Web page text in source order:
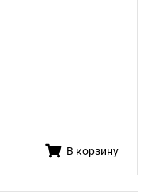
В корзину